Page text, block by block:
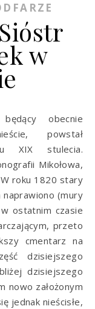
w
powstał
XIX stulecia.
Mikołowa,
roku 1820 stary
naprawiono (mury
ostatnim czasie
przeto
cmentarz na
dzisiejszego
dzisiejszego
nowo założonym
jednak nieścisłe,